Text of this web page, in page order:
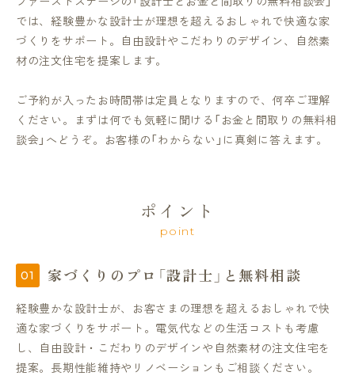
では、経験豊かな設計士が理想を超えるおしゃれで快適な家
づくりをサポート。自由設計やこだわりのデザイン、自然素
材の注文住宅を提案します。
ご予約が入ったお時間帯は定員となりますので、何卒ご理解
ください。まずは何でも気軽に聞ける「お金と間取りの無料相
談会」へどうぞ。お客様の「わからない」に真剣に答えます。
ポイント
point
家づくりのプロ「設計士」と無料相談
経験豊かな設計士が、お客さまの理想を超えるおしゃれで快
適な家づくりをサポート。電気代などの生活コストも考慮
し、自由設計・こだわりのデザインや自然素材の注文住宅を
提案。長期性能維持やリノベーションもご相談ください。